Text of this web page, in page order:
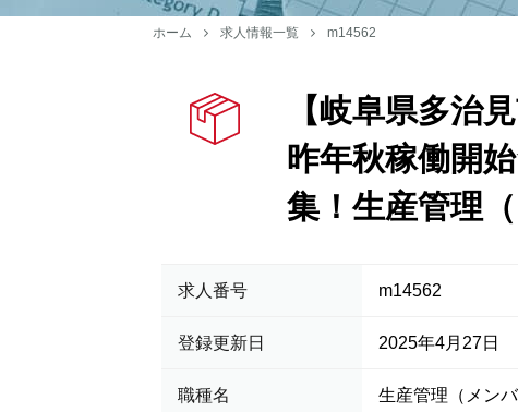
ホーム 求人情報一覧 m14562
【岐阜県多治
昨年秋稼働開
集！生産管理
求人番号 m14562
登録更新日 2025年4月27日
職種名 生産管理（メンバ